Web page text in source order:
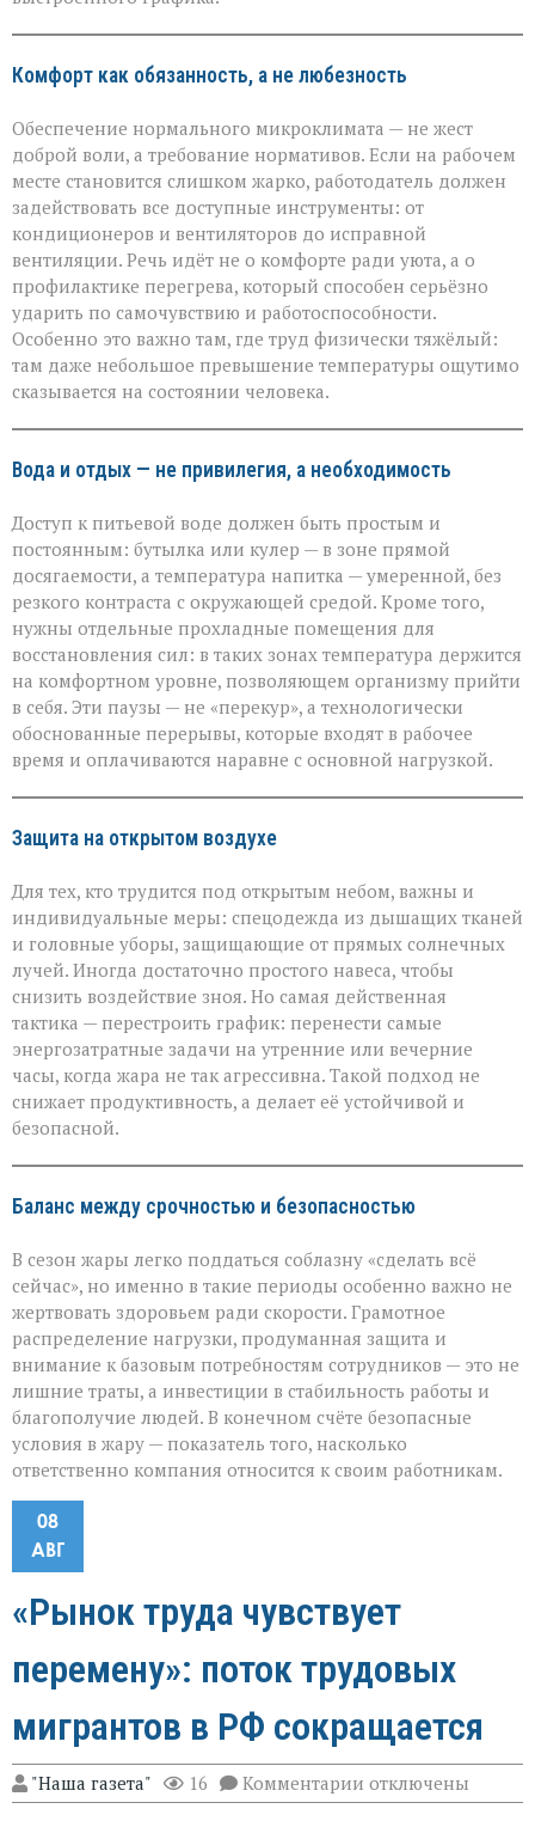
Комфорт как обязанность, а не любезность
Обеспечение нормального микроклимата — не жест
доброй воли, а требование нормативов. Если на рабочем
месте становится слишком жарко, работодатель должен
задействовать все доступные инструменты: от
кондиционеров и вентиляторов до исправной
вентиляции. Речь идёт не о комфорте ради уюта, а о
профилактике перегрева, который способен серьёзно
ударить по самочувствию и работоспособности.
Особенно это важно там, где труд физически тяжёлый:
там даже небольшое превышение температуры ощутимо
сказывается на состоянии человека.
Вода и отдых — не привилегия, а необходимость
Доступ к питьевой воде должен быть простым и
постоянным: бутылка или кулер — в зоне прямой
досягаемости, а температура напитка — умеренной, без
резкого контраста с окружающей средой. Кроме того,
нужны отдельные прохладные помещения для
восстановления сил: в таких зонах температура держится
на комфортном уровне, позволяющем организму прийти
в себя. Эти паузы — не «перекур», а технологически
обоснованные перерывы, которые входят в рабочее
время и оплачиваются наравне с основной нагрузкой.
Защита на открытом воздухе
Для тех, кто трудится под открытым небом, важны и
индивидуальные меры: спецодежда из дышащих тканей
и головные уборы, защищающие от прямых солнечных
лучей. Иногда достаточно простого навеса, чтобы
снизить воздействие зноя. Но самая действенная
тактика — перестроить график: перенести самые
энергозатратные задачи на утренние или вечерние
часы, когда жара не так агрессивна. Такой подход не
снижает продуктивность, а делает её устойчивой и
безопасной.
Баланс между срочностью и безопасностью
В сезон жары легко поддаться соблазну «сделать всё
сейчас», но именно в такие периоды особенно важно не
жертвовать здоровьем ради скорости. Грамотное
распределение нагрузки, продуманная защита и
внимание к базовым потребностям сотрудников — это не
лишние траты, а инвестиции в стабильность работы и
благополучие людей. В конечном счёте безопасные
условия в жару — показатель того, насколько
ответственно компания относится к своим работникам.
08
АВГ
«Рынок труда чувствует
перемену»: поток трудовых
мигрантов в РФ сокращается
"Наша газета" 16 Комментарии к
записи
отключены